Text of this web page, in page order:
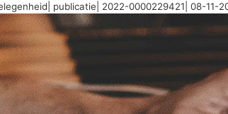
publicatie| 2022-0000229421| 08-11-